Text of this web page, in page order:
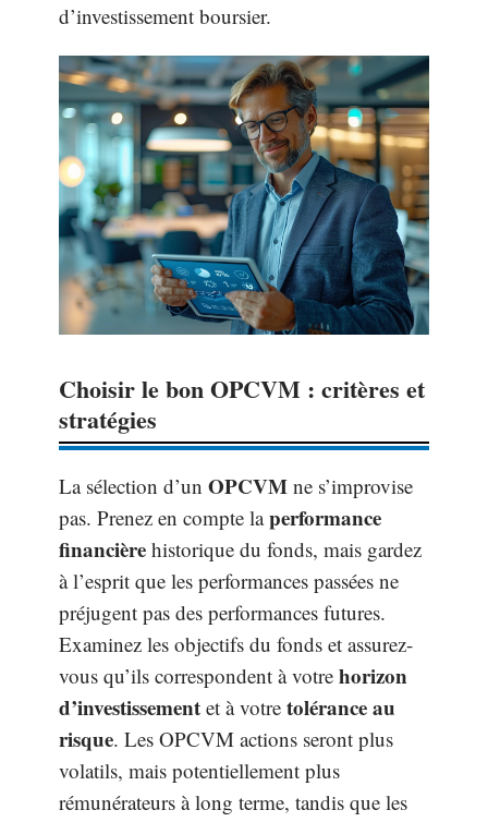
d’investissement boursier.
Choisir le bon OPCVM : critères et
stratégies
La sélection d’un OPCVM ne s’improvise
pas. Prenez en compte laperformance
financière historique du fonds, mais gardez
à l’esprit que les performances passées ne
préjugent pas des performances futures.
Examinez les objectifs du fonds et assurez-
vous qu’ils correspondent à votre horizon
d’investissement et à votre tolérance au
risque. Les OPCVM actions seront plus
volatils, mais potentiellement plus
rémunérateurs à long terme, tandis que les